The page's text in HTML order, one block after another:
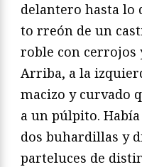
delantero hasta lo
to rreón de un
roble con cerrojos
Arriba, a la
macizo y curvado
a un púlpito.
dos buhardillas y
parteluces de